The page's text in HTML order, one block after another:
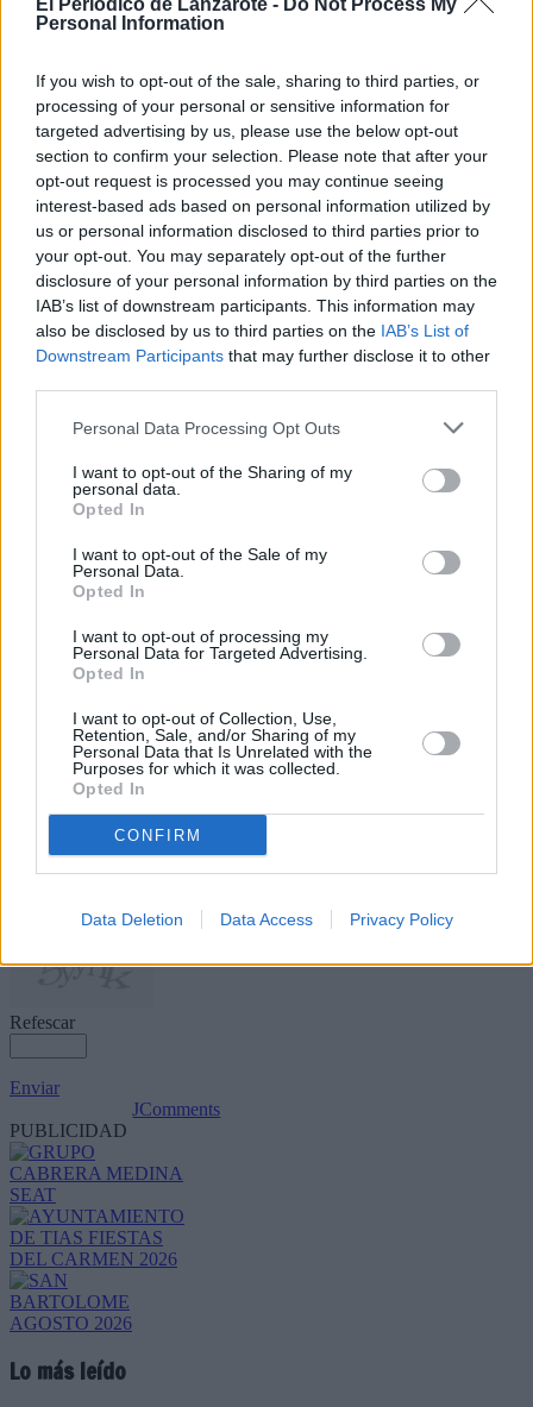
El Periodico de Lanzarote - Do Not Process My
Personal Information
If you wish to opt-out of the sale, sharing to third parties, or
processing of your personal or sensitive information for
targeted advertising by us, please use the below opt-out
section to confirm your selection. Please note that after your
opt-out request is processed you may continue seeing
interest-based ads based on personal information utilized by
us or personal information disclosed to third parties prior to
your opt-out. You may separately opt-out of the further
disclosure of your personal information by third parties on the
IAB’s list of downstream participants. This information may
also be disclosed by us to third parties on the IAB’s List of
Downstream Participants that may further disclose it to other
Personal Data Processing Opt Outs
I want to opt-out of the Sharing of my
personal data.
Opted In
I want to opt-out of the Sale of my
Personal Data.
Opted In
I want to opt-out of processing my
Personal Data for Targeted Advertising.
Opted In
I want to opt-out of Collection, Use,
Retention, Sale, and/or Sharing of my
Personal Data that Is Unrelated with the
Purposes for which it was collected.
Opted In
CONFIRM
Data Deletion Data Access Privacy Policy
lograba pisar la cancha en un partido
Las dos jugadoras ascendidas tiene
muy buenas vibraciones para esta
temporada. “Tengo muy buenas
sensaciones, ya que la anterior no la
disfruté como esperaba por los motivos
de la pandemia; el club me ha dado
esta oportunidad y debo aprovecharla
al máximo junto a mis nuevas
compañeras de trabajo”, explica Faina.
Por su parte Noelia comenta que “ya
hemos competido con la mayoría de
los equipos y sabemos que podemos
hacerles frente perfectamente, va a
tanto como las anteriores”.
Noelia Lago y Faina Aparicio se unen
al fichaje de Imani Robinson y las
renovaciones de Iranzu Drake y
encabezado por Jesús García, sigue
trabajando junto con la dirección del
club para seguir perfilando el equipo
Escribir un comentario
Nombre
(requerido)
Refescar
Enviar
JComments
PUBLICIDAD
Lo más leído